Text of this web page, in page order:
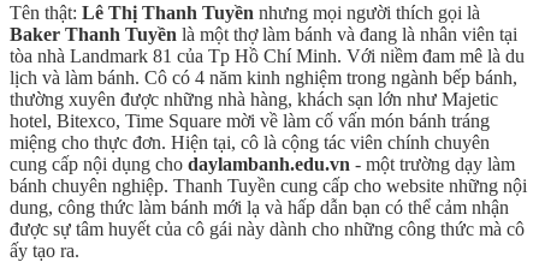
Tên thật: Lê Thị Thanh Tuyền nhưng mọi người thích gọi là
Baker Thanh Tuyền là một thợ làm bánh và đang là nhân viên tại
tòa nhà Landmark 81 của Tp Hồ Chí Minh. Với niềm đam mê là du
lịch và làm bánh. Cô có 4 năm kinh nghiệm trong ngành bếp bánh,
thường xuyên được những nhà hàng, khách sạn lớn như Majetic
hotel, Bitexco, Time Square mời về làm cố vấn món bánh tráng
miệng cho thực đơn. Hiện tại, cô là cộng tác viên chính chuyên
cung cấp nội dụng cho daylambanh.edu.vn - một trường dạy làm
bánh chuyên nghiệp. Thanh Tuyền cung cấp cho website những nội
dung, công thức làm bánh mới lạ và hấp dẫn bạn có thể cảm nhận
được sự tâm huyết của cô gái này dành cho những công thức mà cô
ấy tạo ra.